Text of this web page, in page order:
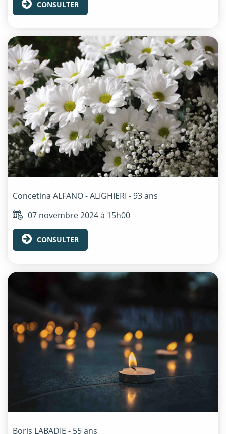
CONSULTER
Concetina ALFANO - ALIGHIERI - 93 ans
07 novembre 2024 à 15h00
CONSULTER
Boris LABADIE - 55 ans